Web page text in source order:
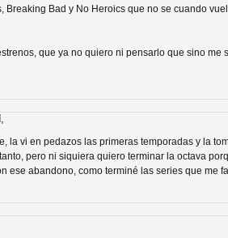
de 10 temporadas están
semana
Breaking Bad y No Heroics que no se cuando
que ya no quiero ni pensarlo que sino me
la vi en pedazos las primeras temporadas y la
pero ni siquiera quiero terminar la octava
ese abandono, como terminé las series que me